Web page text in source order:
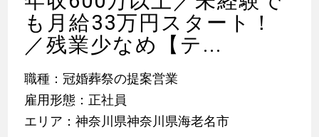
も月給33万円スタート！
／残業少なめ【テ...
職種：冠婚葬祭の提案営業
雇用形態：正社員
エリア：神奈川県神奈川県海老名市